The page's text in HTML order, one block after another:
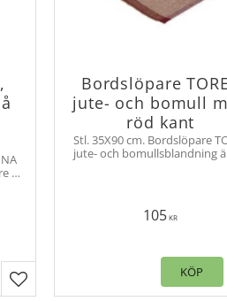
i
Lägg till i favoriter
Bordslöpare
jute- och bomull
röd kant
Stl. 35X90 cm. Bordslöpare
jute- och bomullsblandning
105KR
KÖP